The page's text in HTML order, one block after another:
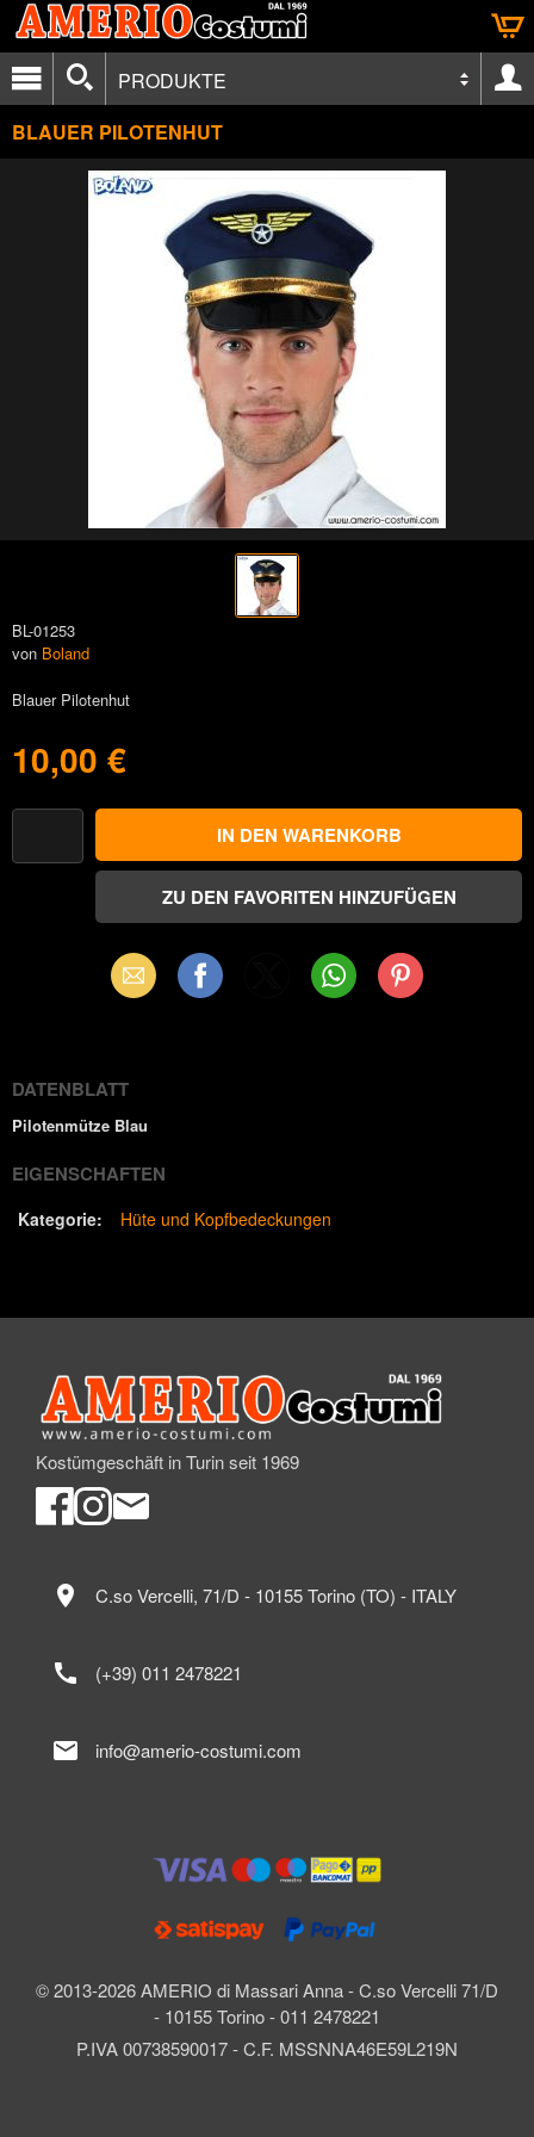
PRODUKTE
BLAUER PILOTENHUT
BL-01253
von Boland
Blauer Pilotenhut
10,00 €
Email Facebook WhatsAppPinterest
DATENBLATT
Pilotenmütze Blau
EIGENSCHAFTEN
Kategorie: Hüte und Kopfbedeckungen
Kostümgeschäft in Turin seit 1969
© 2013-2026 AMERIO di Massari Anna - C.so Vercelli 71/D
- 10155 Torino - 011 2478221
P.IVA 00738590017 - C.F. MSSNNA46E59L219N
location_on C.so Vercelli, 71/D - 10155 Torino (TO) - ITALY
call (+39) 011 2478221
mail info@amerio-costumi.com